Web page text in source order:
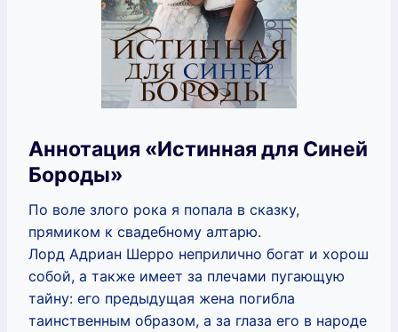
Аннотация «Истинная для Синей
Бороды»
По воле злого рока я попала в сказку,
прямиком к свадебному алтарю.
Лорд Адриан Шерро неприлично богат и хорош
собой, а также имеет за плечами пугающую
тайну: его предыдущая жена погибла
таинственным образом, а за глаза его в народе